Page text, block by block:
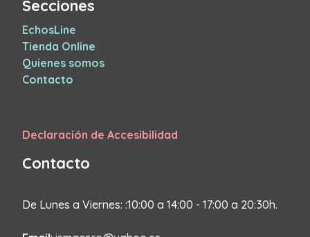
Secciones
EchosLine
Tienda Online
Quienes somos
Contacto
Declaración de Accesibilidad
Contacto
De Lunes a Viernes: :10:00 a 14:00 - 17:00 a 20:30h.